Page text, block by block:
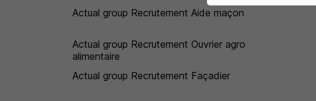
Actual group Recrutement Aide maçon
Actual group Recrutement Ouvrier agro
alimentaire
Actual group Recrutement Façadier